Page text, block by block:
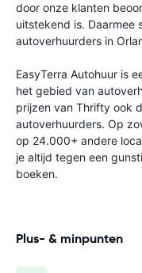
door onze klanten
uitstekend is. Daarmee
autoverhuurders in
EasyTerra Autohuur is
het gebied van
prijzen van Thrifty ook
autoverhuurders. Op
op 24.000+ andere
je altijd tegen een
boeken.
Plus- & minpunten